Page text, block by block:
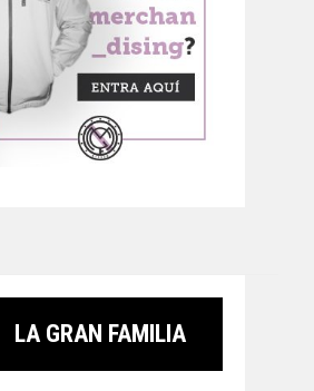
LA GRAN FAMILIA